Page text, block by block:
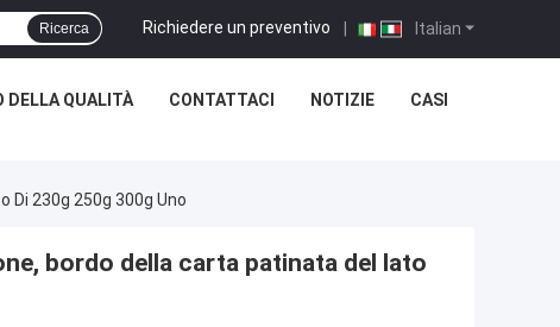
Italian
Richiedere un preventivo |
Ricerca
DELLA QUALITÀ CONTATTACI NOTIZIE CASI
Di 230g 250g 300g Uno
bordo della carta patinata del lato